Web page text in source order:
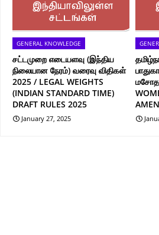
GENERAL KNOWLEDGE
சட்டமுறை எடையளவு (இந்திய
நிலையான நேரம்) வரைவு விதிகள்
2025 / LEGAL WEIGHTS
(INDIAN STANDARD TIME)
DRAFT RULES 2025
January 27, 2025